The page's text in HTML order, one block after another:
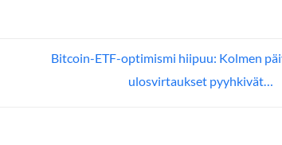
Bitcoin-ETF-optimismi hiipuu: Kolmen
ulosvirtaukset pyyhkivät…